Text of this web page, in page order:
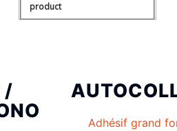
product
/
Adhésif grand